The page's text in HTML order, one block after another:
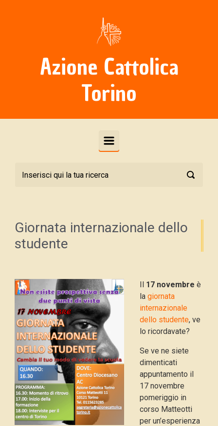
Azione Cattolica
Torino
Giornata internazionale dello
studente
Il 17 novembre è
la giornata
internazionale
dello studente, ve
lo ricordavate?
Se ve ne siete
dimenticati
appuntamento il
17 novembre
pomeriggio in
corso Matteotti
per un’esperienza